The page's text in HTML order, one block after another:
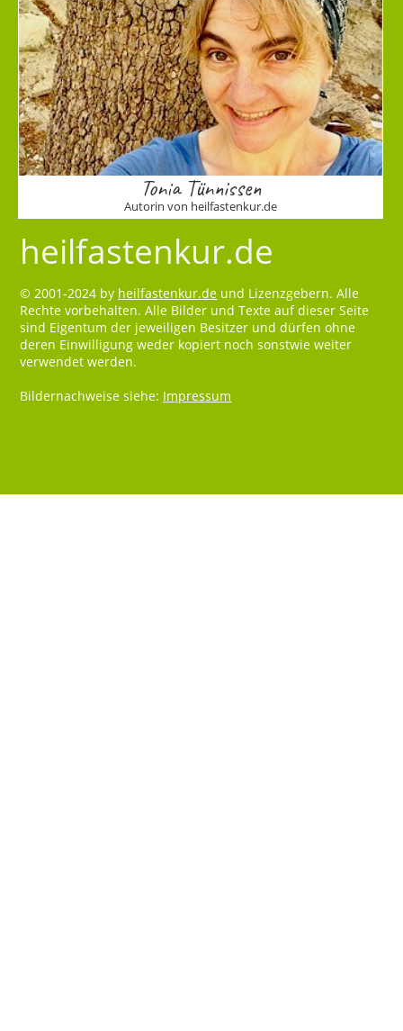
Tonia Tünnissen
Autorin von heilfastenkur.de
heilfastenkur.de
© 2001-2024 by heilfastenkur.de und Lizenzgebern. Alle
Rechte vorbehalten. Alle Bilder und Texte auf dieser Seite
sind Eigentum der jeweiligen Besitzer und dürfen ohne
deren Einwilligung weder kopiert noch sonstwie weiter
verwendet werden.
Bildernachweise siehe: Impressum